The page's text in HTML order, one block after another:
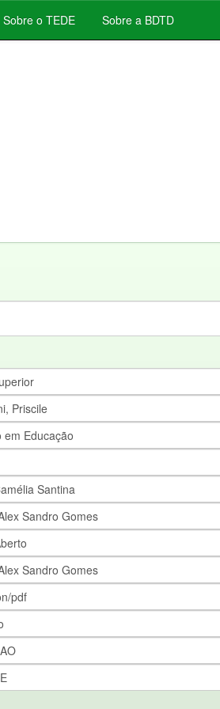
Sobre o TEDE Sobre a BDTD